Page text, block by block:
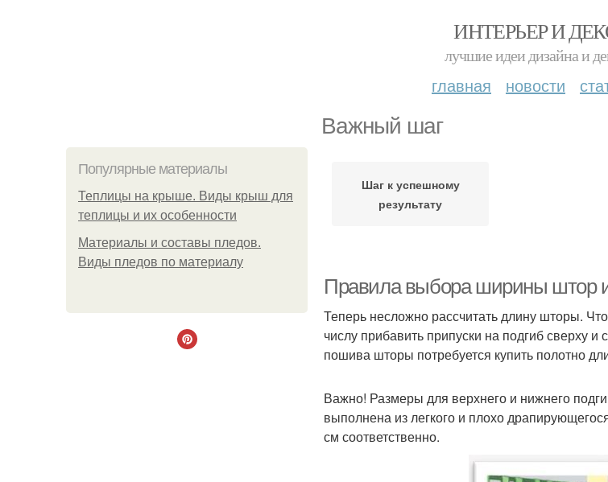
ИНТЕРЬЕР И
лучшие идеи дизайна и
главная новости
Важный шаг
Популярные материалы
Теплицы на крыше. Виды крыш для
теплицы и их особенности
Материалы и составы пледов.
Виды пледов по материалу
Шаг к успешному
результату
Правила выбора ширины штор
Теперь несложно рассчитать длину шторы.
числу прибавить припуски на подгиб сверху
пошива шторы потребуется купить полотно
Важно! Размеры для верхнего и нижнего
выполнена из легкого и плохо
см соответственно.